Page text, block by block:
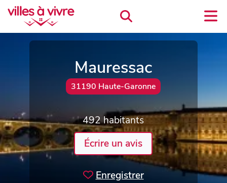
Mauressac
31190 Haute-Garonne
492 habitants
Écrire un avis
Enregistrer